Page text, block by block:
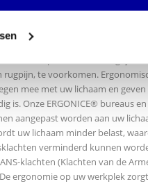
is goed voor uw gezondheid!
rugpijn, te voorkomen.
mee met uw lichaam en
is. Onze ERGONICE® bureaus
aangepast worden aan uw
uw lichaam minder belast,
verminderd kunnen
klachten (Klachten van de
ergonomie op uw werkplek